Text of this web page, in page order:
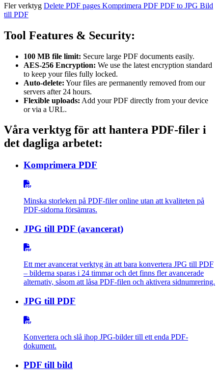
Fler verktyg Delete PDF pages Komprimera PDF PDF to JPG Bild
till PDF
Tool Features & Security:
100 MB file limit: Secure large PDF documents easily.
AES-256 Encryption: We use the latest encryption standard
to keep your files fully locked.
Auto-delete: Your files are permanently removed from our
servers after 24 hours.
Flexible uploads: Add your PDF directly from your device
or via a URL.
Våra verktyg för att hantera PDF-filer i
det dagliga arbetet:
Komprimera PDF
Minska storleken på PDF-filer online utan att kvaliteten på
PDF-sidorna försämras.
JPG till PDF (avancerat)
Ett mer avancerat verktyg än att bara konvertera JPG till PDF
– bilderna sparas i 24 timmar och det finns fler avancerade
alternativ, såsom att låsa PDF-filen och aktivera sidnumrering.
JPG till PDF
Konvertera och slå ihop JPG-bilder till ett enda PDF-
dokument.
PDF till bild